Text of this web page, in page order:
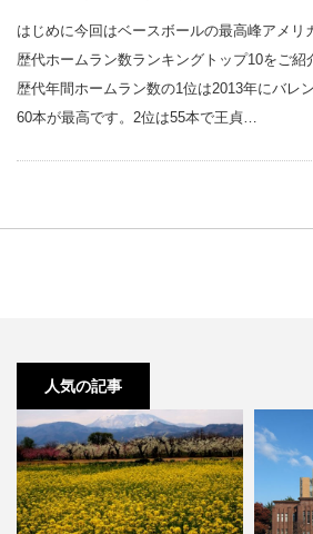
はじめに今回はベースボールの最高峰アメリ
歴代ホームラン数ランキングトップ10をご
歴代年間ホームラン数の1位は2013年にバレ
60本が最高です。2位は55本で王貞…
人気の記事